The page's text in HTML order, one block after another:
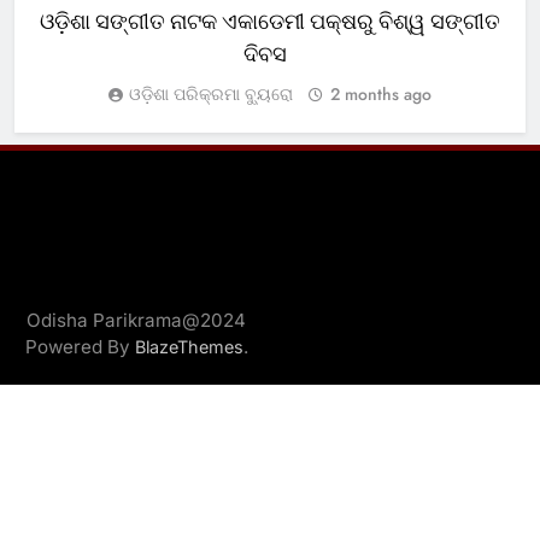
ଓଡ଼ିଶା ସଙ୍ଗୀତ ନାଟକ ଏକାଡେମୀ ପକ୍ଷରୁ ବିଶ୍ୱ ସଙ୍ଗୀତ
ଦିବସ
ଓଡ଼ିଶା ପରିକ୍ରମା ବ୍ୟୁରୋ 2 months ago
Odisha Parikrama@2024
Powered By BlazeThemes.